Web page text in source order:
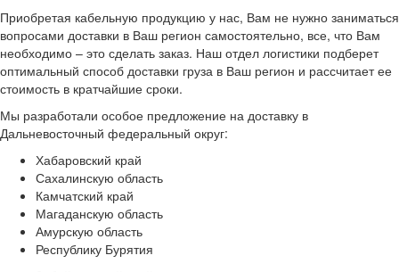
Приобретая кабельную продукцию у нас, Вам не нужно заниматься
вопросами доставки в Ваш регион самостоятельно, все, что Вам
необходимо – это сделать заказ. Наш отдел логистики подберет
оптимальный способ доставки груза в Ваш регион и рассчитает ее
стоимость в кратчайшие сроки.
Мы разработали особое предложение на доставку в
Дальневосточный федеральный округ:
Хабаровский край
Сахалинскую область
Камчатский край
Магаданскую область
Амурскую область
Республику Бурятия